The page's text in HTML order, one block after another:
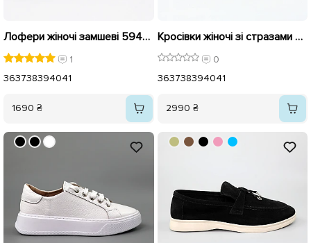
Лофери жіночі замшеві 594056 Коричневі
1
363738394041
1690 ₴
Кросівки жіночі зі стразами 592708 Чорні
0
363738394041
2990 ₴